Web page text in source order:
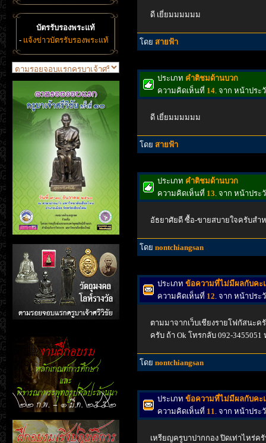
บัตรรับรองพระแท้
- แจ้งข่าวบัตรรับรองพระแท้
ดี เยี่ยมมมมมม
โดย สายฟ้า
ประเภท คำติชมด้านบวก
ความคิดเห็นที่ 14. จาก หน้าประ
ดี เยี่ยมมมมมม
โดย สายฟ้า
ประเภท คำติชมด้านบวก
ความคิดเห็นที่ 13. จาก หน้าประ
อัธยาศัยดี ซื้อ-ขายสบายใจครับส
โดย nontchiangsan
ประเภท ข้อความที่ไม่มีผลกับคะ
ความคิดเห็นที่ 12. จาก หน้าประ
ตามมาจากเว็บเชียงรายโฟกัสนะ
ครับ ถ้า Ok โทรกลับ 092-
โดย nontchiangsan
ประเภท ข้อความที่ไม่มีผลกับคะ
ความคิดเห็นที่ 11. จาก หน้าประ
เหรียญครูบาปากกอง ปิดเท่าไหร่ค